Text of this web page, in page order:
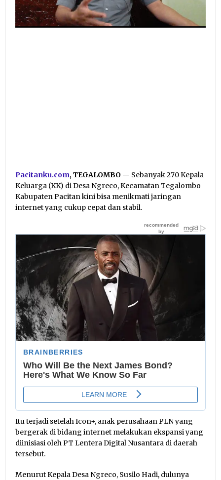
Pacitanku.com, TEGALOMBO — Sebanyak 270 Kepala
Keluarga (KK) di Desa Ngreco, Kecamatan Tegalombo
Kabupaten Pacitan kini bisa menikmati jaringan
internet yang cukup cepat dan stabil.
Itu terjadi setelah Icon+, anak perusahaan PLN yang
bergerak di bidang internet melakukan ekspansi yang
diinisiasi oleh PT Lentera Digital Nusantara di daerah
tersebut.
Menurut Kepala Desa Ngreco, Susilo Hadi, dulunya